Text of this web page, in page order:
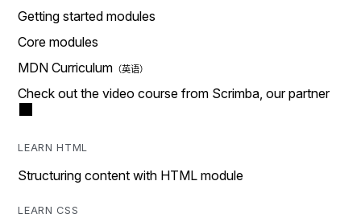
Getting started modules
Core modules
MDN Curriculum
Check out the video course from Scrimba, our partner
LEARN HTML
Structuring content with HTML module
LEARN CSS